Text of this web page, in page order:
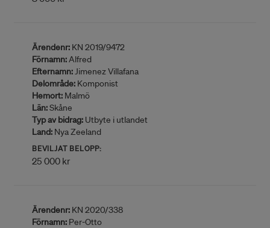
Ärendenr: KN 2019/9472
Förnamn:Alfred
Efternamn:Jimenez Villafana
Delområde: Komponist
Hemort: Malmö
Län:Skåne
Typ av bidrag: Utbyte i utlandet
Land: Nya Zeeland
BEVILJAT BELOPP:
25 000 kr
Ärendenr: KN 2020/338
Förnamn: Per-Otto